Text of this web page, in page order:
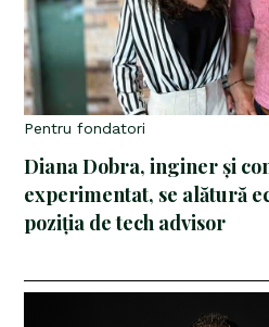
Pentru fondatori
Diana Dobra, inginer și
experimentat, se alătură
poziția de tech advisor